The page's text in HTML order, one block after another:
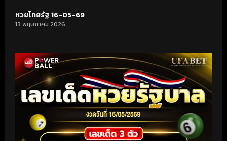
หวยไทยรัฐ 16-05-69
13 พฤษภาคม 2026